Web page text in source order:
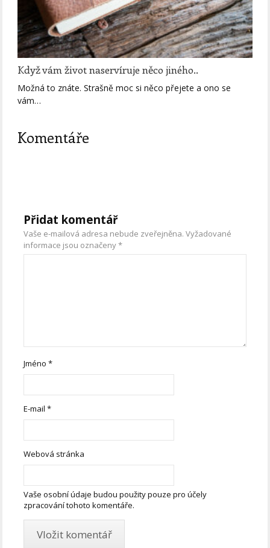
Když vám život naservíruje něco jiného..
Možná to znáte. Strašně moc si něco přejete a ono se
vám…
Komentáře
Přidat komentář
Vaše e-mailová adresa nebude zveřejněna. Vyžadované
informace jsou označeny*
Jméno*
E-mail*
Webová stránka
Vaše osobní údaje budou použity pouze pro účely
zpracování tohoto komentáře.